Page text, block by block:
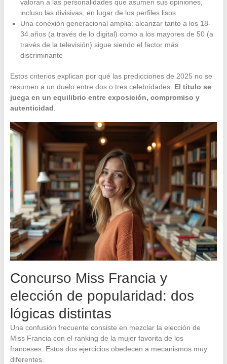
valoran a las personalidades que asumen sus opiniones,
incluso las divisivas, en lugar de los perfiles lisos
Una conexión generacional amplia: alcanzar tanto a los 18-
34 años (a través de lo digital) como a los mayores de 50 (a
través de la televisión) sigue siendo el factor más
discriminante
Estos criterios explican por qué las predicciones de 2025 no se
resumen a un duelo entre dos o tres celebridades. El título se
juega en un equilibrio entre exposición, compromiso y
autenticidad.
Concurso Miss Francia y
elección de popularidad: dos
lógicas distintas
Una confusión frecuente consiste en mezclar la elección de
Miss Francia con el ranking de la mujer favorita de los
franceses. Estos dos ejercicios obedecen a mecanismos muy
diferentes.